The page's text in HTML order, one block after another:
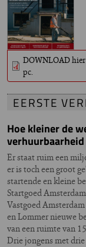
EERSTE
Hoe kleiner de
verhuurbaarheid
Er staat ruim een
er is toch een groot
startende en kleine
Startgoed
Vastgoed
en Lommer nieuwe
van een ruimte van
Drie jongens met
DOWNLOAD
pc.